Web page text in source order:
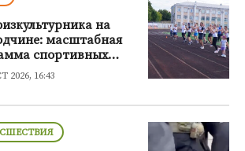
на
масштабная
спортивных
по всему
2026, 16:43